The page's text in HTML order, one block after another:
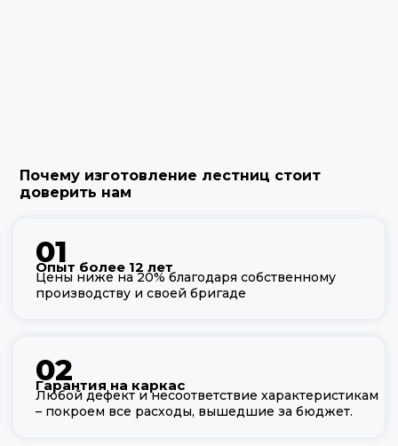
Почему изготовление лестниц стоит
доверить нам
01
Опыт более 12 лет
Цены ниже на 20% благодаря собственному
производству и своей бригаде
02
Гарантия на каркас
Любой дефект и несоответствие характеристикам
– покроем все расходы, вышедшие за бюджет.